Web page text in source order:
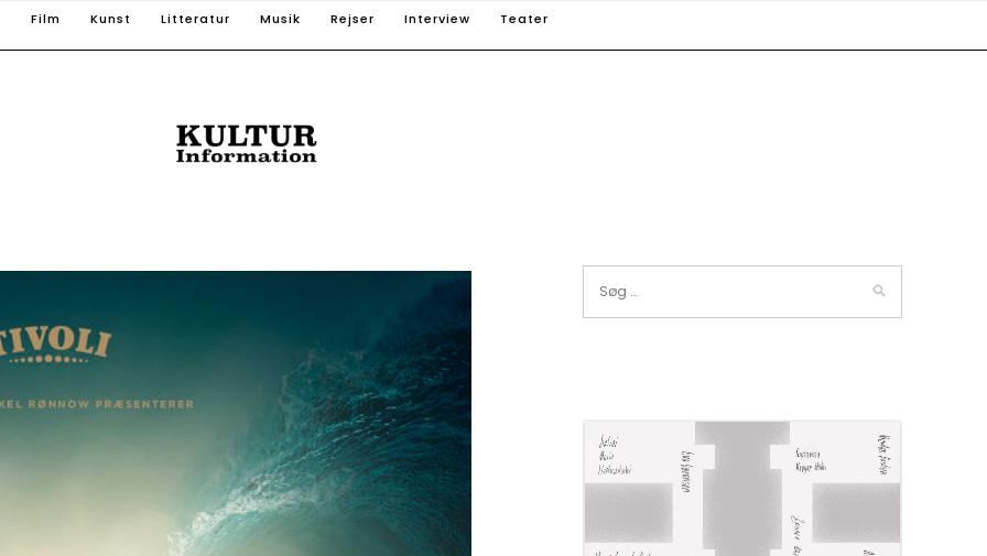
Film Kunst Litteratur Musik Rejser Interview Teater